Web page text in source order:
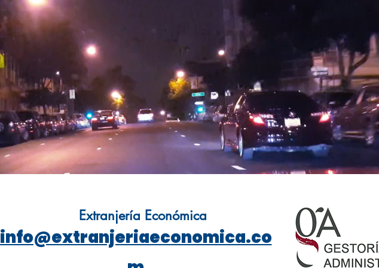
Extranjería Económica
info@extranjeriaeconomica.co